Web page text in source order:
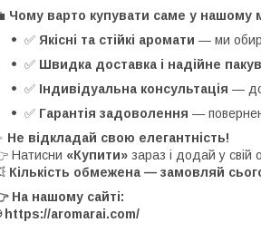
Чому варто купувати саме у нашому
✅ Якісні та стійкі аромати — ми
✅ Швидка доставка і надійне
✅ Індивідуальна консультація —
✅ Гарантія задоволення —
Не відкладай свою елегантність!
Натисни «Купити» зараз і додай у свій
Кількість обмежена — замовляй
На нашому сайті:
https://aromarai.com/